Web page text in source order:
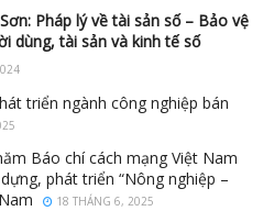
Pháp lý về tài sản số – Bảo vệ
dùng, tài sản và kinh tế số
triển ngành công nghiệp bán
Báo chí cách mạng Việt Nam
phát triển “Nông nghiệp –
18 THÁNG 6, 2025